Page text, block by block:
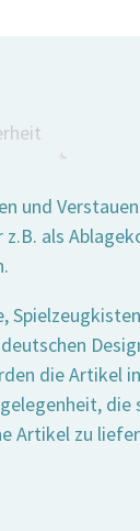
und
als
die
Artikel zu